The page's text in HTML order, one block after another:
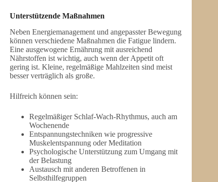
Unterstützende Maßnahmen
Neben Energiemanagement und angepasster Bewegung
können verschiedene Maßnahmen die Fatigue lindern.
Eine ausgewogene Ernährung mit ausreichend
Nährstoffen ist wichtig, auch wenn der Appetit oft
gering ist. Kleine, regelmäßige Mahlzeiten sind meist
besser verträglich als große.
Hilfreich können sein:
Regelmäßiger Schlaf-Wach-Rhythmus, auch am
Wochenende
Entspannungstechniken wie progressive
Muskelentspannung oder Meditation
Psychologische Unterstützung zum Umgang mit
der Belastung
Austausch mit anderen Betroffenen in
Selbsthilfegruppen